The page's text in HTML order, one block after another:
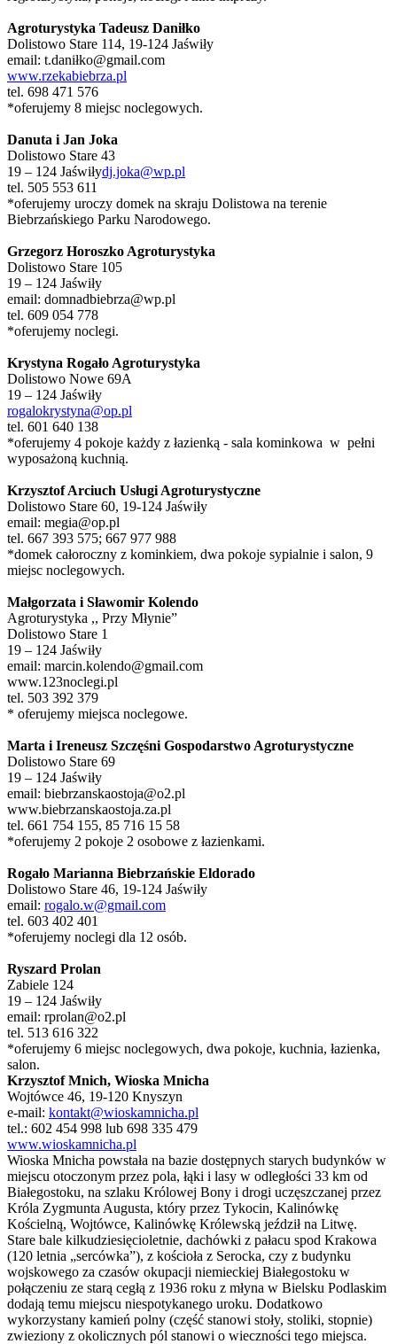
Agroturystyka Tadeusz Daniłko
Dolistowo Stare 114, 19-124 Jaświły
email: t.daniłko@gmail.com
www.rzekabiebrza.pl
tel. 698 471 576
*oferujemy 8 miejsc noclegowych.
Danuta i Jan Joka
Dolistowo Stare 43
19 – 124 Jaświłydj.joka@wp.pl
tel. 505 553 611
*oferujemy uroczy domek na skraju Dolistowa na terenie
Biebrzańskiego Parku Narodowego.
Grzegorz Horoszko Agroturystyka
Dolistowo Stare 105
19 – 124 Jaświły
email: domnadbiebrza@wp.pl
tel. 609 054 778
*oferujemy noclegi.
Krystyna Rogało Agroturystyka
Dolistowo Nowe 69A
19 – 124 Jaświły
rogalokrystyna@op.pl
tel. 601 640 138
*oferujemy 4 pokoje każdy z łazienką - sala kominkowa w pełni
wyposażoną kuchnią.
Krzysztof Arciuch Usługi Agroturystyczne
Dolistowo Stare 60, 19-124 Jaświły
email: megia@op.pl
tel. 667 393 575; 667 977 988
*domek całoroczny z kominkiem, dwa pokoje sypialnie i salon, 9
miejsc noclegowych.
Małgorzata i Sławomir Kolendo
Agroturystyka ,, Przy Młynie”
Dolistowo Stare 1
19 – 124 Jaświły
email: marcin.kolendo@gmail.com
www.123noclegi.pl
tel. 503 392 379
* oferujemy miejsca noclegowe.
Marta i Ireneusz Szczęśni Gospodarstwo Agroturystyczne
Dolistowo Stare 69
19 – 124 Jaświły
email: biebrzanskaostoja@o2.pl
www.biebrzanskaostoja.za.pl
tel. 661 754 155, 85 716 15 58
*oferujemy 2 pokoje 2 osobowe z łazienkami.
Rogało Marianna Biebrzańskie Eldorado
Dolistowo Stare 46, 19-124 Jaświły
email: rogalo.w@gmail.com
tel. 603 402 401
*oferujemy noclegi dla 12 osób.
Ryszard Prolan
Zabiele 124
19 – 124 Jaświły
email: rprolan@o2.pl
tel. 513 616 322
*oferujemy 6 miejsc noclegowych, dwa pokoje, kuchnia, łazienka,
salon.
Krzysztof Mnich, Wioska Mnicha
Wojtówce 46, 19-120 Knyszyn
e-mail: kontakt@wioskamnicha.pl
tel.: 602 454 998 lub 698 335 479
www.wioskamnicha.pl
Wioska Mnicha powstała na bazie dostępnych starych budynków w
miejscu otoczonym przez pola, łąki i lasy w odległości 33 km od
Białegostoku, na szlaku Królowej Bony i drogi uczęszczanej przez
Króla Zygmunta Augusta, który przez Tykocin, Kalinówkę
Kościelną, Wojtówce, Kalinówkę Królewską jeździł na Litwę.
Stare bale kilkudziesięcioletnie, dachówki z pałacu spod Krakowa
(120 letnia „sercówka”), z kościoła z Serocka, czy z budynku
wojskowego za czasów okupacji niemieckiej Białegostoku w
połączeniu ze starą cegłą z 1936 roku z młyna w Bielsku Podlaskim
dodają temu miejscu niespotykanego uroku. Dodatkowo
wykorzystany kamień polny (część stanowi stoły, stoliki, stopnie)
zwieziony z okolicznych pól stanowi o wieczności tego miejsca.